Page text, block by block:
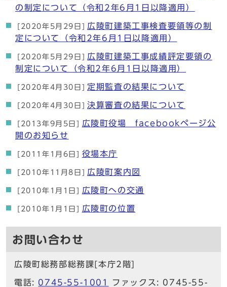
の制定について（令和2年6月1日以降適用）
[2020年5月29日] 広陵町建築工事検査要領等の制
定について（令和2年6月1日以降適用）
[2020年5月29日] 広陵町建築工事成績評定要領の
制定について（令和2年6月1日以降適用）
[2020年4月30日] 定期監査の結果について
[2020年4月30日] 決算審査の結果について
[2013年9月5日]
広陵町役場 facebookページ公
開のお知らせ
[2011年1月6日] 役場本庁
[2010年11月8日] 広陵町案内図
[2010年1月1日] 広陵町への交通
[2010年1月1日] 広陵町の位置
お問い合わせ
広陵町総務部総務課[本庁2階]
電話: 0745-55-1001
ファックス: 0745-55-